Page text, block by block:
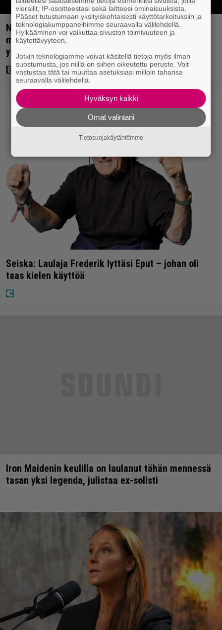
Nyt Netflixissä: Christopher Nolanin viiden tähden
mysteerileffa – ”Huikean hienosti kirjoitettu
yllätyskäänteiden sarja”
Seiska: Laulaja Frederik lyttäsi Eput – johan oli
taas kielen käyttöä
Iron Maidenin keulilla on laulanut tähän mennessä
tasan yksi legenda, julistaa ex-solisti
vierailit, IP-osoitteestasi sekä laitteesi ominaisuuksista.
Pääset tutustumaan yksityiskohtaisesti käyttötarkoituksiin ja
teknologiakumppaneihimme seuraavalla välilehdellä.
Hylkääminen voi vaikuttaa sivuston toimivuuteen ja
käytettävyyteen.
Jotkin teknologiamme voivat käsitellä tietoja myös ilman
suostumusta, jos niillä on siihen oikeutettu peruste. Voit
vastustaa tätä tai muuttaa asetuksiasi milloin tahansa
seuraavalla välilehdellä.
Hyväksyn kaikki
Omat valintani
Tietosuojakäytäntömme